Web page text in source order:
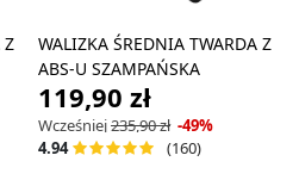
Z
WALIZKA ŚREDNIA TWARDA Z
ABS-U SZAMPAŃSKA
119,90 zł
Wcześniej235,90 zł -49%
4.94
(160)